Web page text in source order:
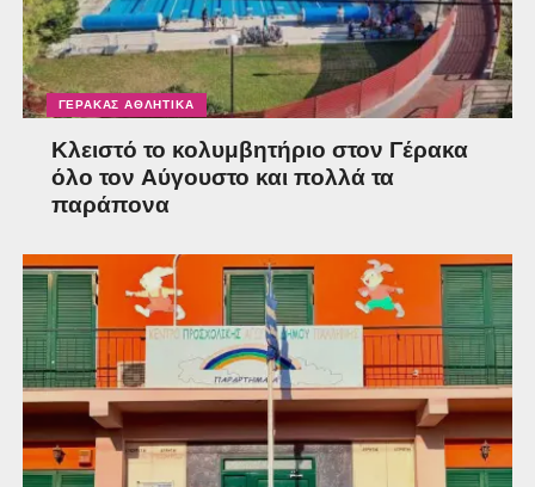
ΓΈΡΑΚΑΣ ΑΘΛΗΤΙΚΆ
Κλειστό το κολυμβητήριο στον Γέρακα
όλο τον Αύγουστο και πολλά τα
παράπονα